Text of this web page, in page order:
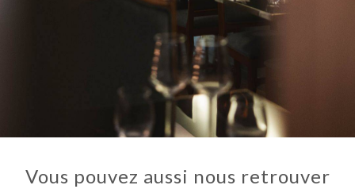
Vous pouvez aussi nous retrouver